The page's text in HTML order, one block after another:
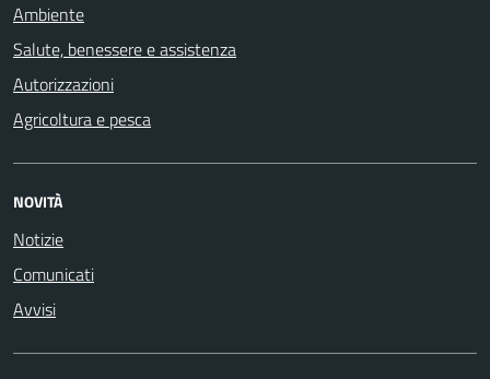
Ambiente
Salute, benessere e assistenza
Autorizzazioni
Agricoltura e pesca
NOVITÀ
Notizie
Comunicati
Avvisi